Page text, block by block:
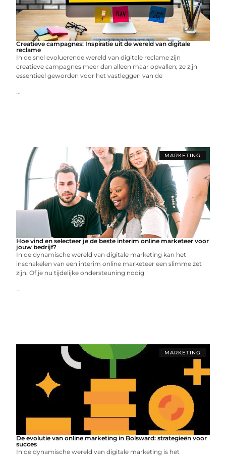
Creatieve campagnes: Inspiratie uit de wereld van digitale
reclame
In de snel evoluerende wereld van digitale reclame zijn
creatieve campagnes meer dan alleen maar opvallen; ze zijn
essentieel geworden voor het vastleggen van de
...
MARKETING
Hoe vind en selecteer je de beste interim online marketeer voor
jouw bedrijf?
In de dynamische wereld van digitale marketing kan het
inschakelen van een interim online marketeer een slimme zet
zijn. Of je nu tijdelijke ondersteuning nodig
...
MARKETING
De evolutie van online marketing in Bolsward: strategieën voor
succes
In de dynamische wereld van digitale marketing is het